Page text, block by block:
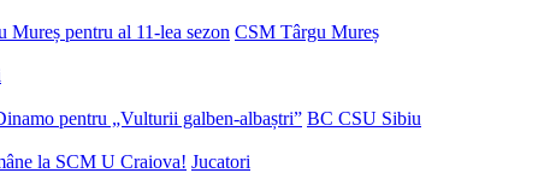
pentru al 11-lea sezon CSM Târgu Mureș
pentru „Vulturii galben-albaștri” BC CSU Sibiu
la SCM U Craiova! Jucatori